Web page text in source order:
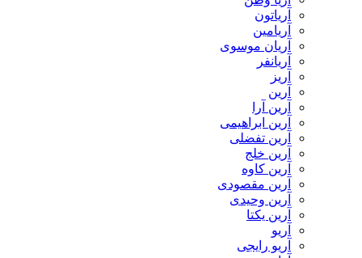
آریاتون
آریامین
آریان موسوی
آریانفر
آریز
آرین
آرین آرا
آرین ابراهیمی
آرین تفضلی
آرین خلج
آرین کاوه
آرین مقصودی
آرین وحیدی
آرین یکتا
آریو
آریو رایجی